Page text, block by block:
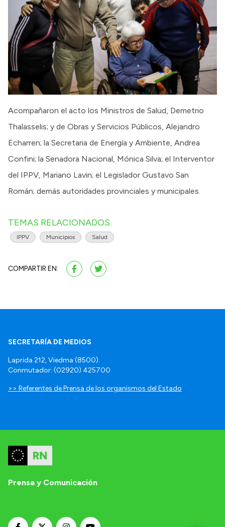
Acompañaron el acto los Ministros de Salud, Demetrio
Thalasselis; y de Obras y Servicios Públicos, Alejandro
Echarren; la Secretaria de Energía y Ambiente, Andrea
Confini; la Senadora Nacional, Mónica Silva; el Interventor
del IPPV, Mariano Lavin; el Legislador Gustavo San
Román; demás autoridades provinciales y municipales.
TEMAS RELACIONADOS
IPPV Municipios Salud
COMPARTIR EN:
SECRETARÍA DE MEDIOS
Laprida 212, Viedma (8500).
Conmutador: (02920) 425700
>> Referentes de Prensa de los organismos del Estado
Prensa y Comunicación